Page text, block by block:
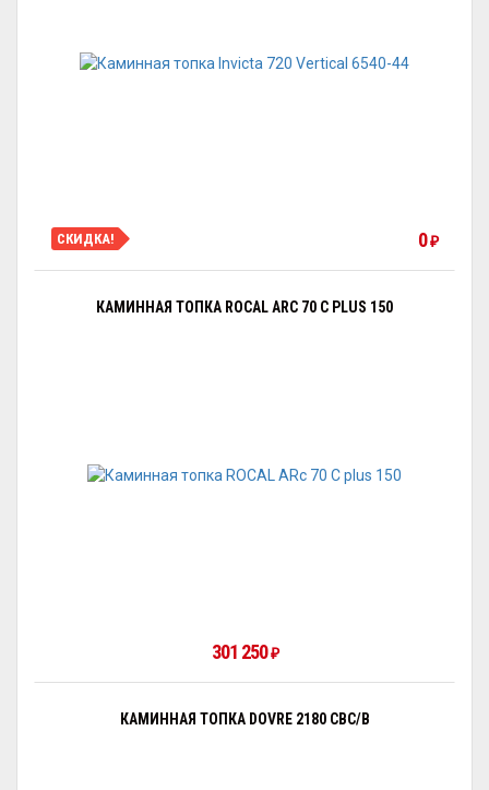
СКИДКА! 0 ₽
КАМИННАЯ ТОПКА ROCAL ARC 70 C PLUS 150
301 250 ₽
КАМИННАЯ ТОПКА DOVRE 2180 CBC/B